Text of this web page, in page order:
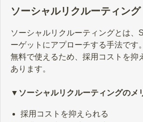
ソーシャルリクルーティング
ソーシャルリクルーティングとは、
ーゲットにアプローチする手法です
無料で使えるため、採用コストを抑
あります。
▼ソーシャルリクルーティングのメ
採用コストを抑えられる